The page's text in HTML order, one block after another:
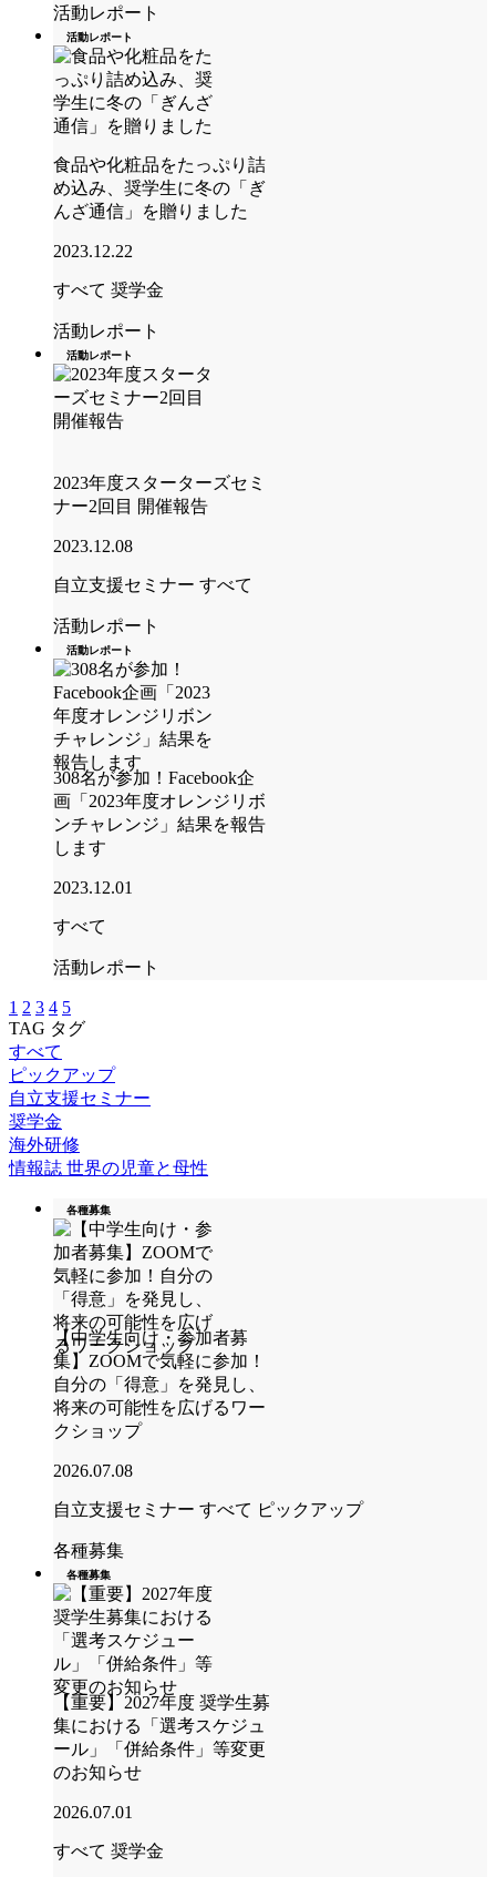
活動レポート
活動レポート
食品や化粧品をたっぷり詰
め込み、奨学生に冬の「ぎ
んざ通信」を贈りました
2023.12.22
すべて 奨学金
活動レポート
活動レポート
2023年度スターターズセミ
ナー2回目 開催報告
2023.12.08
自立支援セミナー すべて
活動レポート
活動レポート
308名が参加！Facebook企
画「2023年度オレンジリボ
ンチャレンジ」結果を報告
します
2023.12.01
すべて
活動レポート
1 2 3 4 5
TAG タグ
すべて
ピックアップ
自立支援セミナー
奨学金
海外研修
情報誌 世界の児童と母性
各種募集
【中学生向け・参加者募
集】ZOOMで気軽に参加！
自分の「得意」を発見し、
将来の可能性を広げるワー
クショップ
2026.07.08
自立支援セミナー すべて ピックアップ
各種募集
各種募集
【重要】2027年度 奨学生募
集における「選考スケジュ
ール」「併給条件」等変更
のお知らせ
2026.07.01
すべて 奨学金